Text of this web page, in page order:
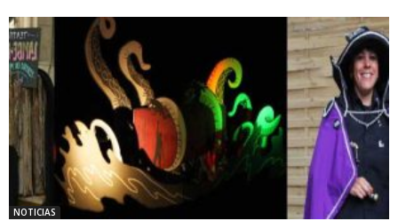
NOTICIAS